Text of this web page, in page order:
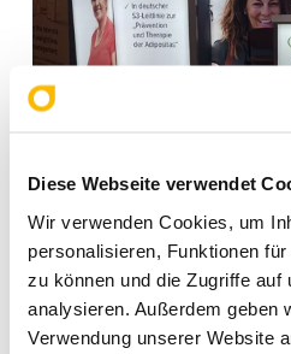
Diese Webseite verwendet
Wir verwenden Cookies, um
personalisieren, Funktionen
zu können und die Zugriffe auf
analysieren. Außerdem geben
Verwendung unserer Website
Deutschen Adipositas-
Fazit